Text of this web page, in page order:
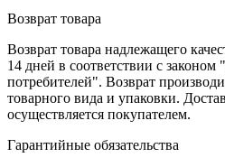
Возврат товара
Возврат товара надлежащего
14 дней в соответствии с
потребителей". Возврат
товарного вида и упаковки.
осуществляется покупателем.
Гарантийные обязательства